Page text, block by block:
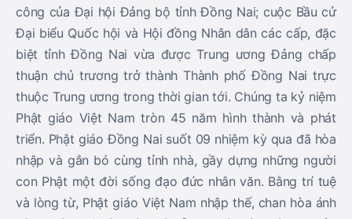
công của Đại hội Đảng bộ tỉnh Đồng Nai; cuộc Bầu cử
Đại biểu Quốc hội và Hội đồng Nhân dân các cấp, đặc
biệt tỉnh Đồng Nai vừa được Trung ương Đảng chấp
thuận chủ trương trở thành Thành phố Đồng Nai trực
thuộc Trung ương trong thời gian tới. Chúng ta kỷ niệm
Phật giáo Việt Nam tròn 45 năm hình thành và phát
triển. Phật giáo Đồng Nai suốt 09 nhiệm kỳ qua đã hòa
nhập và gắn bó cùng tỉnh nhà, gầy dựng những người
con Phật một đời sống đạo đức nhân văn. Bằng trí tuệ
và lòng từ, Phật giáo Việt Nam nhập thế, chan hòa ánh